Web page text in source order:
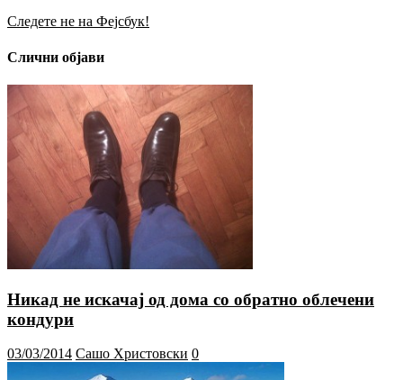
Следете не на Фејсбук!
Слични објави
Никад не искачај од дома со обратно облечени
кондури
03/03/2014 Сашо Христовски 0